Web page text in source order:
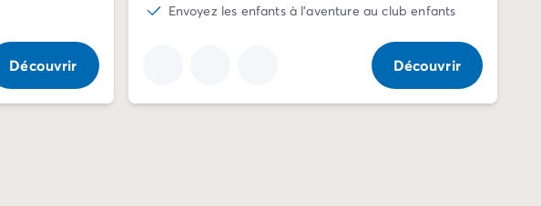
Découvrir
Envoyez les enfants à l'aventure au club enfants
Découvrir